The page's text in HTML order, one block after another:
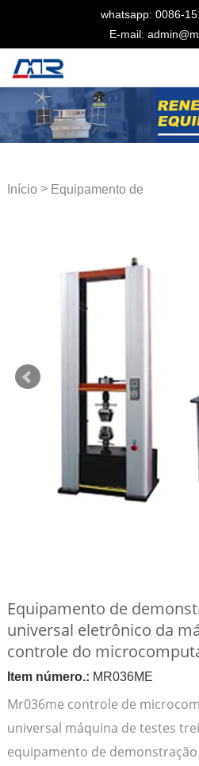
whatsapp: 0086-
E-mail:
Início> Equipamento de
Equipamento de
universal eletrônico da
controle do
Item número.: MR036ME
Mr036me controle de
universal máquina de testes
equipamento de demonstração